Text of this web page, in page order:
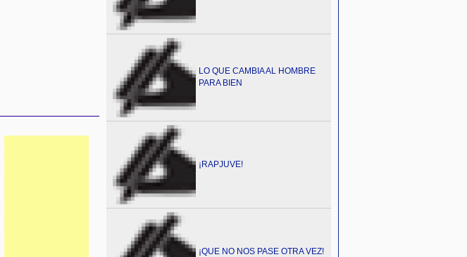
LO QUE CAMBIA AL HOMBRE
PARA BIEN
¡RAPJUVE!
¡QUE NO NOS PASE OTRA VEZ!